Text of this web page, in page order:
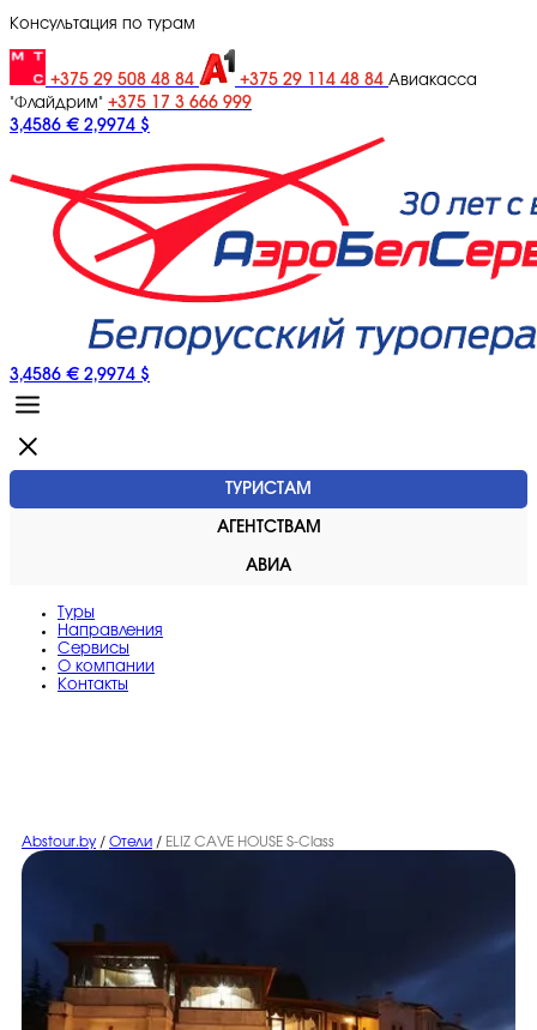
Консультация по турам
+375 29 508 48 84 +375 29 114 48 84 Авиакасса
"Флайдрим" +375 17 3 666 999
3,4586 € 2,9974 $
3,4586 € 2,9974 $
ТУРИСТАМ
АГЕНТСТВАМ
АВИА
Туры
Направления
Сервисы
O компании
Контакты
Abstour.by / Отели / ELIZ CAVE HOUSE S-Class